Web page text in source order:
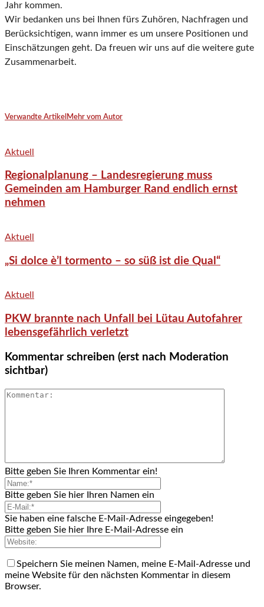
Jahr kommen.
Wir bedanken uns bei Ihnen fürs Zuhören, Nachfragen und
Berücksichtigen, wann immer es um unsere Positionen und
Einschätzungen geht. Da freuen wir uns auf die weitere gute
Zusammenarbeit.
Verwandte Artikel Mehr vom Autor
Aktuell
Regionalplanung – Landesregierung muss
Gemeinden am Hamburger Rand endlich ernst
nehmen
Aktuell
„Si dolce è’l tormento – so süß ist die Qual“
Aktuell
PKW brannte nach Unfall bei Lütau Autofahrer
lebensgefährlich verletzt
Kommentar schreiben (erst nach Moderation
sichtbar)
Bitte geben Sie Ihren Kommentar ein!
Bitte geben Sie hier Ihren Namen ein
Sie haben eine falsche E-Mail-Adresse eingegeben!
Bitte geben Sie hier Ihre E-Mail-Adresse ein
Speichern Sie meinen Namen, meine E-Mail-Adresse und
meine Website für den nächsten Kommentar in diesem
Browser.